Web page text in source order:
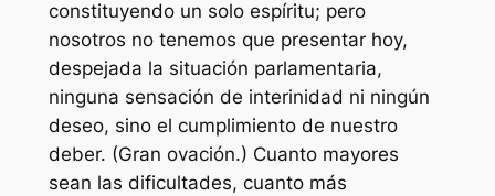
constituyendo un solo espíritu; pero
nosotros no tenemos que presentar hoy,
despejada la situación parlamentaria,
ninguna sensación de interinidad ni ningún
deseo, sino el cumplimiento de nuestro
deber. (Gran ovación.) Cuanto mayores
sean las dificultades, cuanto más